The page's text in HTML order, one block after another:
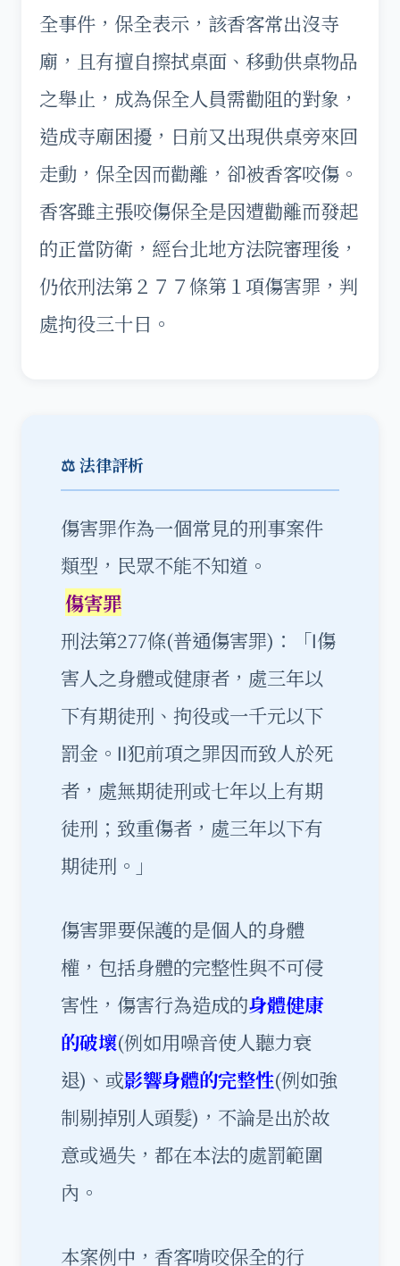
全事件，保全表示，該香客常出沒寺
廟，且有擅自擦拭桌面、移動供桌物品
之舉止，成為保全人員需勸阻的對象，
造成寺廟困擾，日前又出現供桌旁來回
走動，保全因而勸離，卻被香客咬傷。
香客雖主張咬傷保全是因遭勸離而發起
的正當防衛，經台北地方法院審理後，
仍依刑法第２７７條第１項傷害罪，判
處拘役三十日。
⚖️ 法律評析
傷害罪作為一個常見的刑事案件
類型，民眾不能不知道。
傷害罪
刑法第277條(普通傷害罪)：「Ⅰ傷
害人之身體或健康者，處三年以
下有期徒刑、拘役或一千元以下
罰金。Ⅱ犯前項之罪因而致人於死
者，處無期徒刑或七年以上有期
徒刑；致重傷者，處三年以下有
期徒刑。」
傷害罪要保護的是個人的身體
權，包括身體的完整性與不可侵
害性，傷害行為造成的身體健康
的破壞(例如用噪音使人聽力衰
退)、或影響身體的完整性(例如強
制剔掉別人頭髮)，不論是出於故
意或過失，都在本法的處罰範圍
內。
本案例中，香客啃咬保全的行